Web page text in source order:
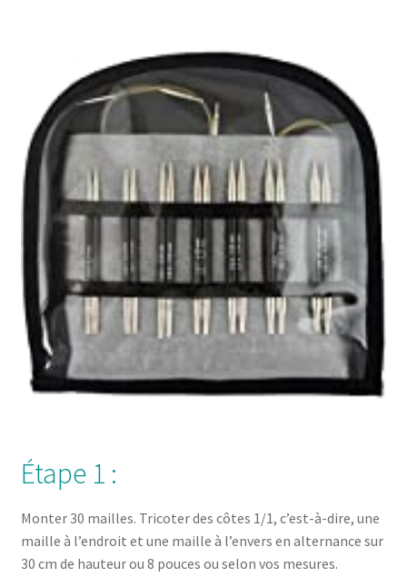
Étape 1 :
Monter 30 mailles. Tricoter des côtes 1/1, c’est-à-dire, une
maille à l’endroit et une maille à l’envers en alternance sur
30 cm de hauteur ou 8 pouces ou selon vos mesures.